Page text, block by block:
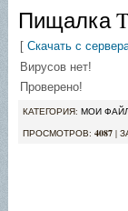
Пищалка
[ Скачать с
Вирусов нет!
Проверено!
КАТЕГОРИЯ: МОИ
ПРОСМОТРОВ: 4087 |